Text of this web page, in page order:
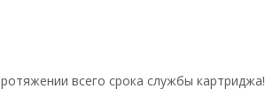
всего срока службы картриджа!